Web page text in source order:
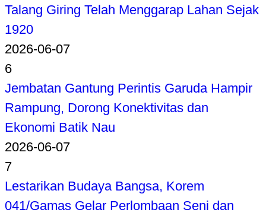
Talang Giring Telah Menggarap Lahan Sejak
1920
2026-06-07
6
Jembatan Gantung Perintis Garuda Hampir
Rampung, Dorong Konektivitas dan
Ekonomi Batik Nau
2026-06-07
7
Lestarikan Budaya Bangsa, Korem
041/Gamas Gelar Perlombaan Seni dan